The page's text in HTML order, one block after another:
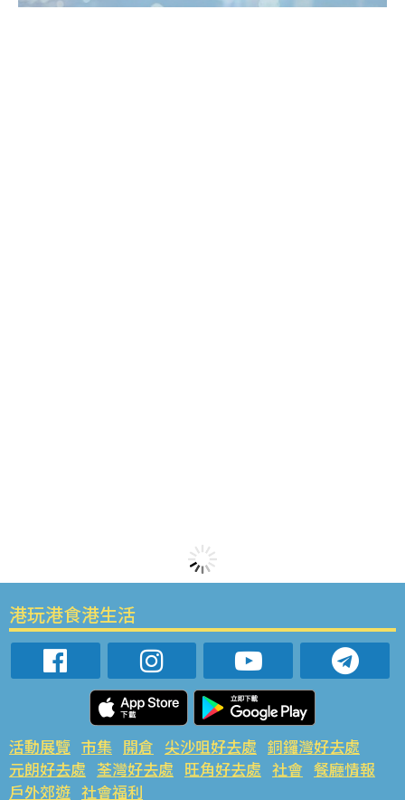
港玩港食港生活
活動展覽 市集 開倉 尖沙咀好去處 銅鑼灣好去處
元朗好去處 荃灣好去處 旺角好去處 社會 餐廳情報
戶外郊遊 社會福利